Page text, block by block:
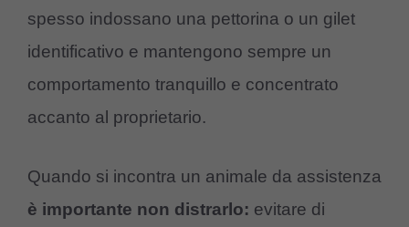
spesso indossano una pettorina o un gilet
identificativo e mantengono sempre un
comportamento tranquillo e concentrato
accanto al proprietario.
Quando si incontra un animale da assistenza
è importante non distrarlo: evitare di